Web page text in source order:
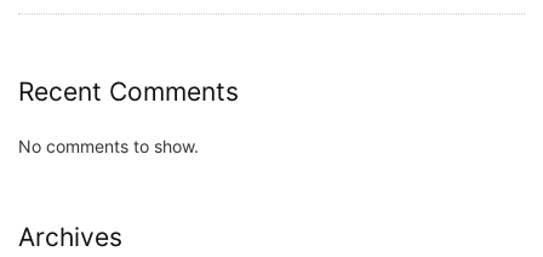
Recent Comments
No comments to show.
Archives